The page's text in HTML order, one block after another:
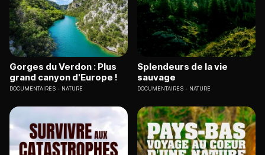
Gorges du Verdon : Plus
grand canyon d'Europe !
DOCUMENTAIRES NATURE
Splendeurs de la vie
sauvage
DOCUMENTAIRES NATURE